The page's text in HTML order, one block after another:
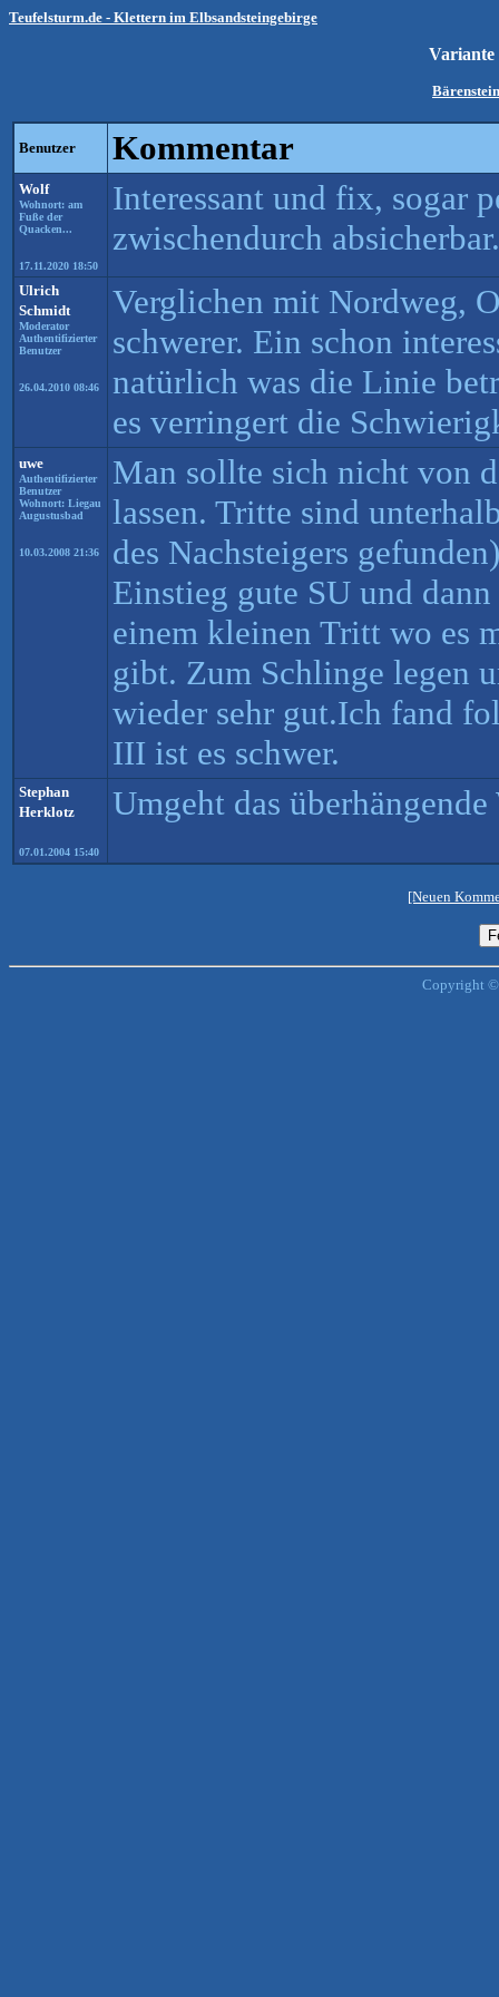
Teufelsturm.de - Klettern im Elbsandsteingebirge
Benutzer Kommentar
Wolf
Wohnort: am
Fuße der
Quacken...
17.11.2020 18:50
Interessant und fix, sogar
zwischendurch
Ulrich
Schmidt
Moderator
Authentifizierter
Benutzer
26.04.2010 08:46
Verglichen mit Nordweg,
schwerer. Ein schon
natürlich was die Linie
es verringert die
uwe
Authentifizierter
Benutzer
Wohnort: Liegau
Augustusbad
10.03.2008 21:36
Man sollte sich nicht von
lassen. Tritte sind
des Nachsteigers
Einstieg gute SU und
einem kleinen Tritt wo es
gibt. Zum Schlinge legen
wieder sehr gut.Ich fand
III ist es schwer.
Stephan
Herklotz
07.01.2004 15:40
Umgeht das
[Neuen
Copyright ©